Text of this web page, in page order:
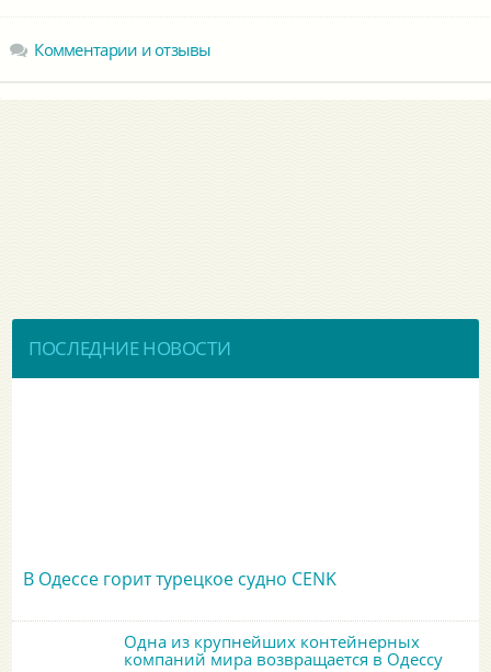
Комментарии и отзывы
ПОСЛЕДНИЕ НОВОСТИ
В Одессе горит турецкое судно CENK
Одна из крупнейших контейнерных
компаний мира возвращается в Одессу